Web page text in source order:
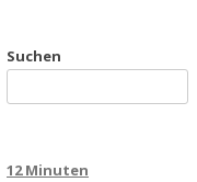
Suchen
12 Minuten